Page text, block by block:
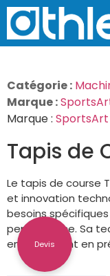
Catégorie :
Marque :
Marque : SportsArt
Tapis de
Le tapis de course
et innovation
besoins
performance. Sa
entrainement en
Devis